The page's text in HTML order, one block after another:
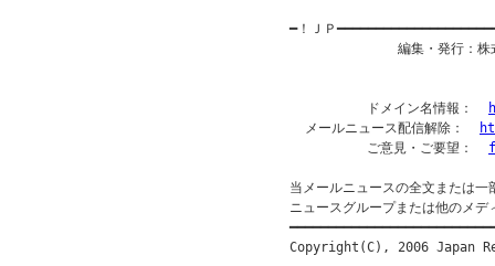
━！ＪＰ
編集・発行：株
          ドメイン名情報：
  メールニュース配信解除：
          ご意見・ご要望：
当メールニュースの全文または
ニュースグループまたは他のメ